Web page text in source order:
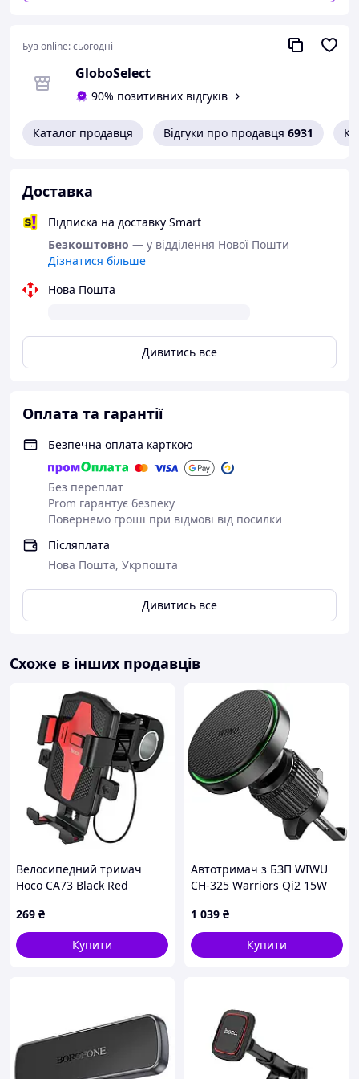
Ширина кріплення 5 см
Гнучка штанга 59 см
Захоплення телефону/планшета від 11 до 17 см
неможливо
камеру
Був online:сьогодні
GloboSelect
90% позитивних відгуків
Каталог продавця Відгуки про продавця 6931
Доставка
Підписка на доставку Smart
Безкоштовно — у відділення Нової Пошти
Дізнатися більше
Нова Пошта
Дивитись все
Оплата та гарантії
Безпечна оплата карткою
Без переплат
Prom гарантує безпеку
Повернемо гроші при відмові від посилки
Післяплата
Нова Пошта, Укрпошта
Дивитись все
Схоже в інших продавців
Велосипедний тримач
Hoco CA73 Black Red
269 ₴
Купити
Автотримач з БЗП WIWU
CH-325 Warriors Qi2 15W
1 039 ₴
Купити